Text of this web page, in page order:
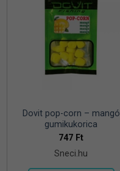
Dovit pop-corn – mangó
gumikukorica
747 Ft
Sneci.hu